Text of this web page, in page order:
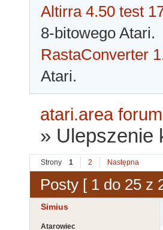
Altirra 4.50 test
8-bitowego Atari.
RastaConverter
Atari.
atari.area forum
» Ulepszenie
Strony 1 2 Następna
Posty [ 1 do 25 z
Simius
Atarowiec